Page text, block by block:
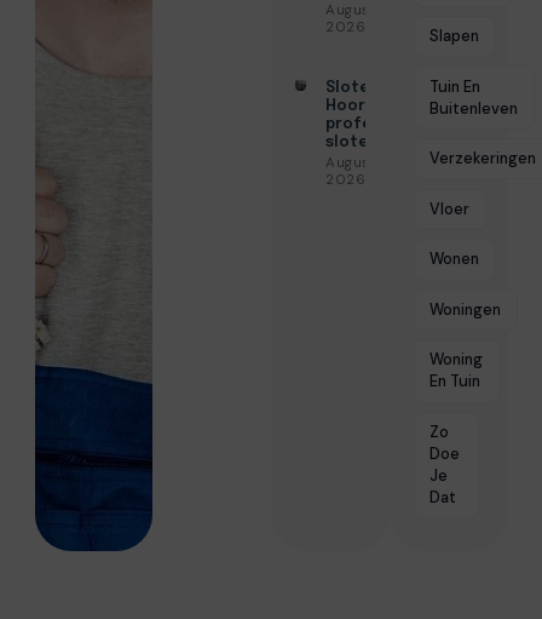
Augustus 3,
2026
Slotenmaker
Hoorn voor
professionele
slotenservice
Augustus 3,
2026
Slapen
Tuin En
Buitenleven
Verzekeringen
Vloer
Wonen
Woningen
Woning
En Tuin
Zo
Doe
Je
Dat